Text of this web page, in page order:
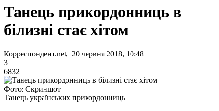
Танець прикордонниць в
білизні стає хітом
Корреспондент.net, 20 червня 2018, 10:48
3
6832
Фото: Скриншот
Танець українських прикордонниць